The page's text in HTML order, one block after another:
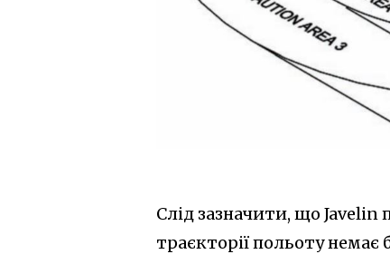
Слід зазначити, що Javelin
траєкторії польоту